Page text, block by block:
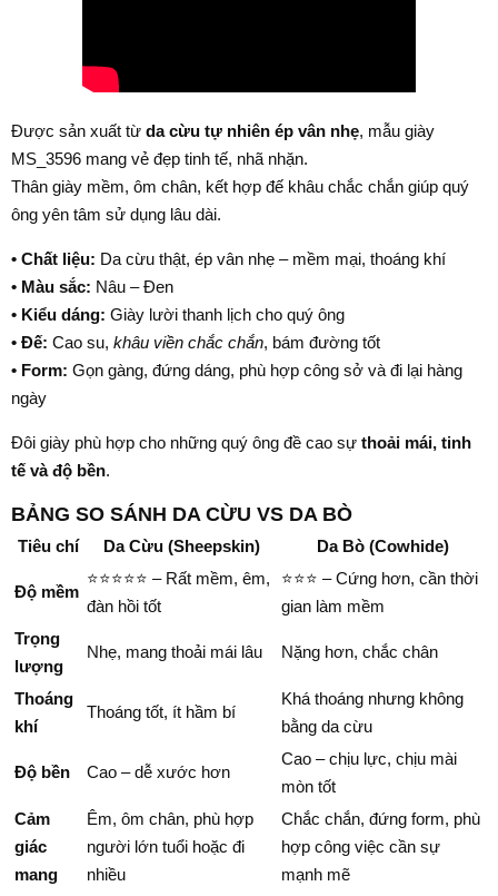
Được sản xuất từ da cừu tự nhiên ép vân nhẹ, mẫu giày
MS_3596 mang vẻ đẹp tinh tế, nhã nhặn.
Thân giày mềm, ôm chân, kết hợp đế khâu chắc chắn giúp quý
ông yên tâm sử dụng lâu dài.
• Chất liệu: Da cừu thật, ép vân nhẹ – mềm mại, thoáng khí
• Màu sắc: Nâu – Đen
• Kiểu dáng: Giày lười thanh lịch cho quý ông
• Đế: Cao su, khâu viền chắc chắn, bám đường tốt
• Form: Gọn gàng, đứng dáng, phù hợp công sở và đi lại hàng
ngày
Đôi giày phù hợp cho những quý ông đề cao sự thoải mái, tinh
tế và độ bền.
BẢNG SO SÁNH DA CỪU VS DA BÒ
Tiêu chí Da Cừu (Sheepskin) Da Bò (Cowhide)
Độ mềm
⭐⭐⭐⭐⭐ – Rất mềm, êm,
đàn hồi tốt
⭐⭐⭐ – Cứng hơn, cần thời
gian làm mềm
Trọng
lượng
Nhẹ, mang thoải mái lâu Nặng hơn, chắc chân
Thoáng
khí
Thoáng tốt, ít hầm bí
Khá thoáng nhưng không
bằng da cừu
Độ bền Cao – dễ xước hơn
Cao – chịu lực, chịu mài
mòn tốt
Cảm
giác
mang
Êm, ôm chân, phù hợp
người lớn tuổi hoặc đi
nhiều
Chắc chắn, đứng form, phù
hợp công việc cần sự
mạnh mẽ